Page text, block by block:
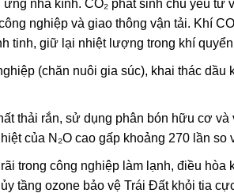
nhà kính. CO₂ phát sinh chủ yếu từ
nghiệp và giao thông vận tải. Khí
tinh, giữ lại nhiệt lượng trong khí quyển
(chăn nuôi gia súc), khai thác dầu
thải rắn, sử dụng phân bón hữu cơ
của N₂O cao gấp khoảng 270 lần so
trong công nghiệp làm lạnh, điều hòa
tầng ozone bảo vệ Trái Đất khỏi tia